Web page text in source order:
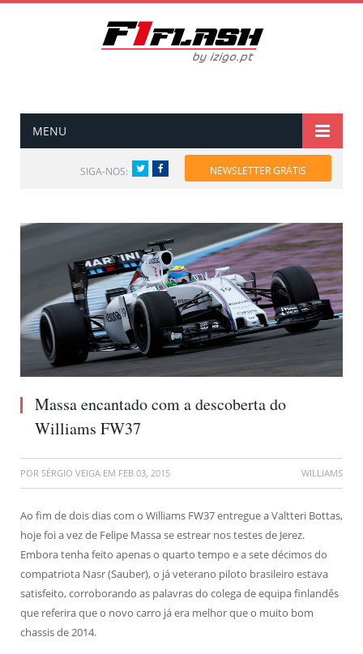
MENU
SIGA-NOS: TwitterFacebook NEWSLETTER GRÁTIS
Massa encantado com a descoberta do
Williams FW37
POR SÉRGIO VEIGA EM FEB 03, 2015 WILLIAMS
Ao fim de dois dias com o Williams FW37 entregue a Valtteri Bottas,
hoje foi a vez de Felipe Massa se estrear nos testes de Jerez.
Embora tenha feito apenas o quarto tempo e a sete décimos do
compatriota Nasr (Sauber), o já veterano piloto brasileiro estava
satisfeito, corroborando as palavras do colega de equipa finlandês
que referira que o novo carro já era melhor que o muito bom
chassis de 2014.